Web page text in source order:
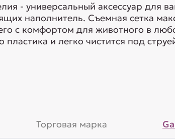
- универсальный аксессуар для
наполнитель. Съемная сетка
с комфортом для животного в
пластика и легко чистится под
Торговая марка